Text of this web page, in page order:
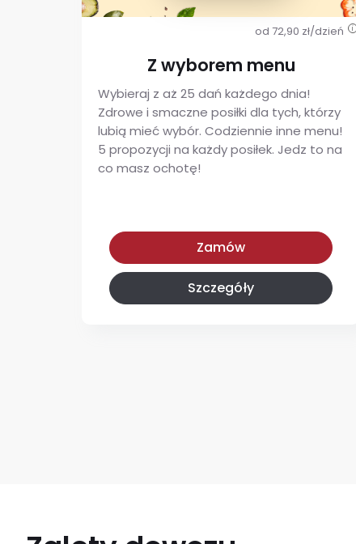
od 72,90 zł/dzień i
Z wyborem menu
Wybieraj z aż 25 dań każdego dnia!
Zdrowe i smaczne posiłki dla tych, którzy
lubią mieć wybór. Codziennie inne menu!
5 propozycji na każdy posiłek. Jedz to na
co masz ochotę!
Z wyborem menu
Zamów
Szczegóły